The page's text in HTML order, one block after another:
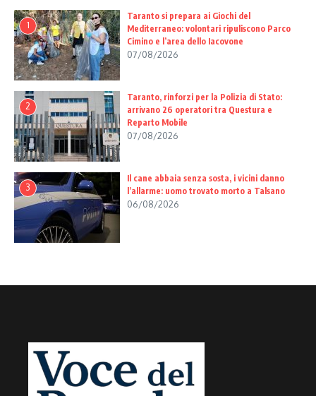
1
Taranto si prepara ai Giochi del
Mediterraneo: volontari ripuliscono Parco
Cimino e l’area dello Iacovone
07/08/2026
2
Taranto, rinforzi per la Polizia di Stato:
arrivano 26 operatori tra Questura e
Reparto Mobile
07/08/2026
3
Il cane abbaia senza sosta, i vicini danno
l’allarme: uomo trovato morto a Talsano
06/08/2026